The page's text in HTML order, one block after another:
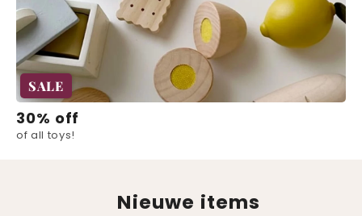
SALE
30% off
of all toys!
Nieuwe items